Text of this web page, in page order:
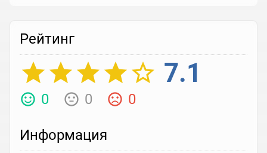
Выберите реакцию
Рейтинг
7.1
0 0 0
Информация